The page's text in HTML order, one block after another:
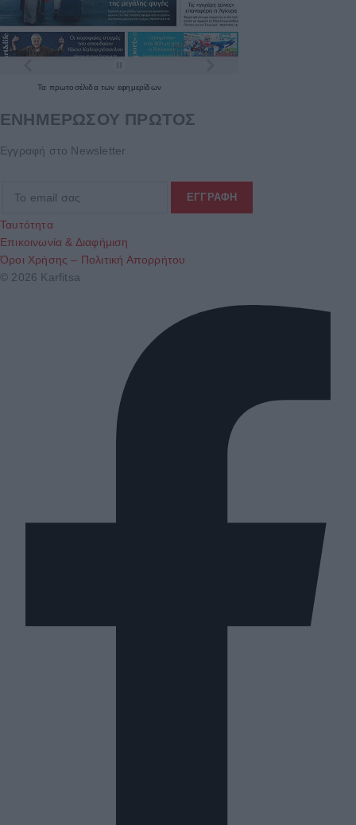
Τα πρωτοσέλιδατων εφημερίδων
ΕΝΗΜΕΡΩΣΟΥ ΠΡΩΤΟΣ
Εγγραφή στο Newsletter
Ταυτότητα
Επικοινωνία & Διαφήμιση
Όροι Χρήσης – Πολιτική Απορρήτου
© 2026 Karfitsa